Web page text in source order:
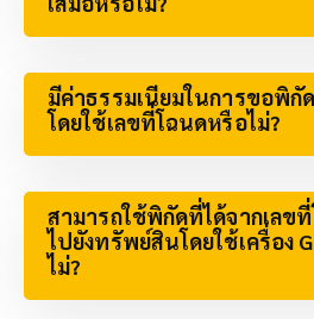
มีค่าธรรมเนียมในการขอพิ
โดยใช้เลขที่โฉนดหรือไม่?
สามารถใช้พิกัดที่ได้จากเลข
ไปยังทรัพย์สินโดยใช้เครื่อง
ไม่?​